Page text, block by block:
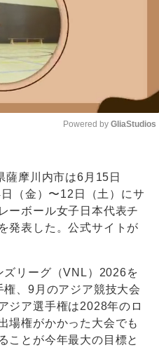
Powered by GliaStudios
摩川内市は6月15日
（金）〜12日（土）にサ
ーボール女子日本代表チ
発表した。公式サイトが
リーグ（VNL）2026を
、9月のアジア競技大会
ジア選手権は2028年のロ
場権がかかった大会でも
ことが今年最大の目標と